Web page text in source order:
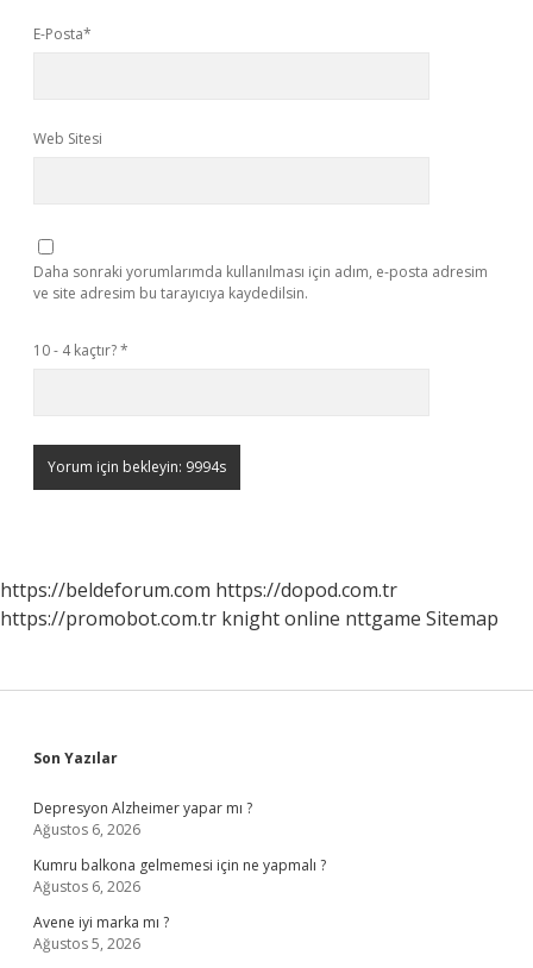
E-Posta*
Web Sitesi
Daha sonraki yorumlarımda kullanılması için adım, e-posta adresim
ve site adresim bu tarayıcıya kaydedilsin.
10 - 4 kaçtır?*
https://beldeforum.com https://dopod.com.tr
https://promobot.com.tr knight online nttgame Sitemap
Sidebar
Son Yazılar
Depresyon Alzheimer yapar mı ?
Ağustos 6, 2026
Kumru balkona gelmemesi için ne yapmalı ?
Ağustos 6, 2026
Avene iyi marka mı ?
Ağustos 5, 2026